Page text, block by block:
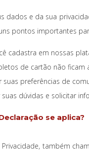
dados e da sua
pontos importantes
cadastra em nossas
de cartão não
suas preferências de
dúvidas e solicitar
se aplica?
também